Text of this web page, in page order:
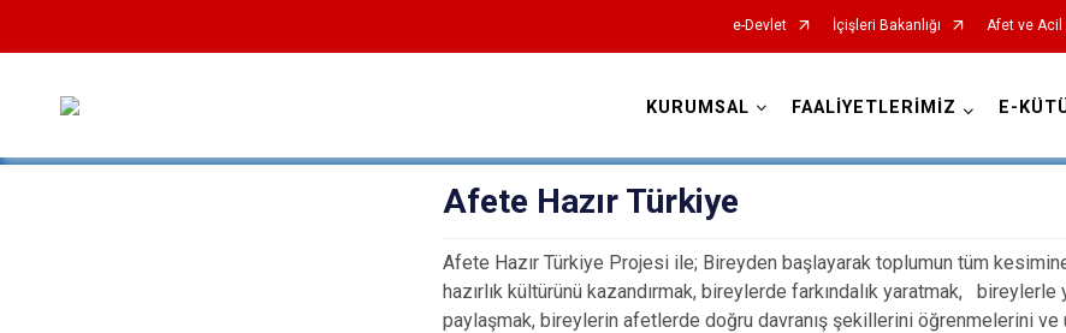
e-Devlet İçişleri Bakanlığı Afet ve Acil
KURUMSAL FAALİYETLERİMİZ E-
Afete Hazır Türkiye
Afete Hazır Türkiye Projesi ile; Bireyden başlayarak toplumun tüm
hazırlık kültürünü kazandırmak, bireylerde farkındalık yaratmak,
paylaşmak, bireylerin afetlerde doğru davranış şekillerini öğrenmelerini ve